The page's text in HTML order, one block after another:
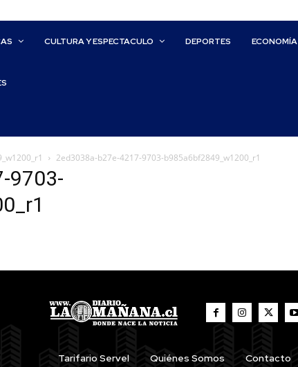
CULTURA Y ESPECTACULO DEPORTES ECONOMÍA
2ed3038a-b27e-4217-9703-b985a6bf2849_w1200_r1
9703-
Tarifario Servel Quiénes Somos Contacto